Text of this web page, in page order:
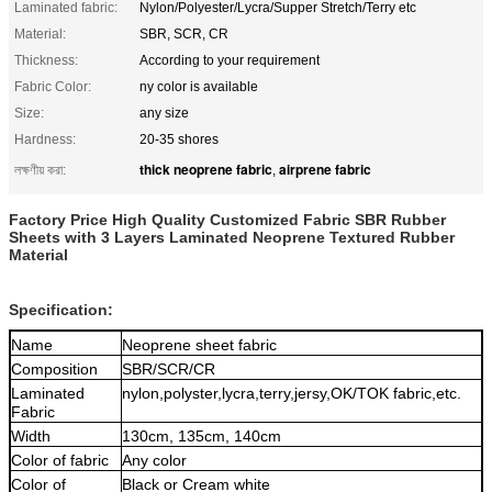
Laminated fabric:
Nylon/Polyester/Lycra/Supper Stretch/Terry etc
Material:
SBR, SCR, CR
Thickness:
According to your requirement
Fabric Color:
ny color is available
Size:
any size
Hardness:
20-35 shores
লক্ষণীয় করা:
thick neoprene fabric, airprene fabric
Factory Price High Quality Customized Fabric SBR Rubber
Sheets with 3 Layers Laminated Neoprene Textured Rubber
Material
Specification:
Name
Neoprene sheet fabric
Composition
SBR/SCR/CR
Laminated
Fabric
nylon,polyster,lycra,terry,jersy,OK/TOK fabric,etc.
Width
130cm, 135cm, 140cm
Color of fabric
Any color
Color of
Black or Cream white